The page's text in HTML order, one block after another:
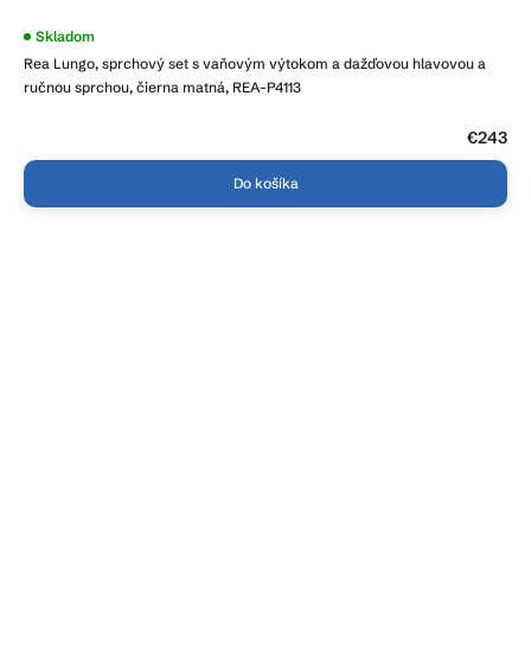
Rea Lungo, sprchový set s vaňovým výtokom a dažďovou hlavovou a
ručnou sprchou, čierna matná, REA-P4113
Priemerné
produktu
je
Skladom
€243
Do košíka